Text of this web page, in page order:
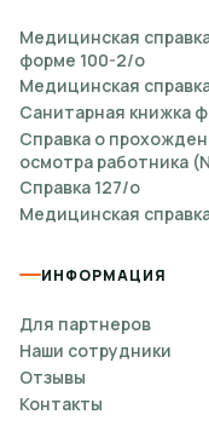
Медицинская
форме 100-2/о
Медицинская
Санитарная книжка
Справка о
осмотра работника
Справка 127/о
Медицинская
ИНФОРМАЦИЯ
Для партнеров
Наши сотрудники
Отзывы
Контакты